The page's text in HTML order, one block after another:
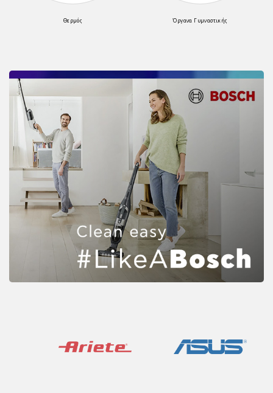
Θερμός Όργανα Γυμναστικής